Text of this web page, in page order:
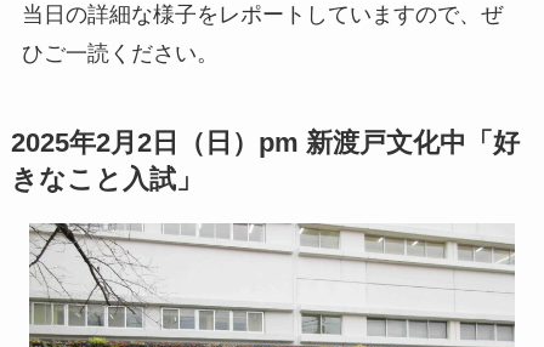
当日の詳細な様子をレポートしていますので、ぜ
ひご一読ください。
2025年2月2日（日）pm 新渡戸文化中「好
きなこと入試」